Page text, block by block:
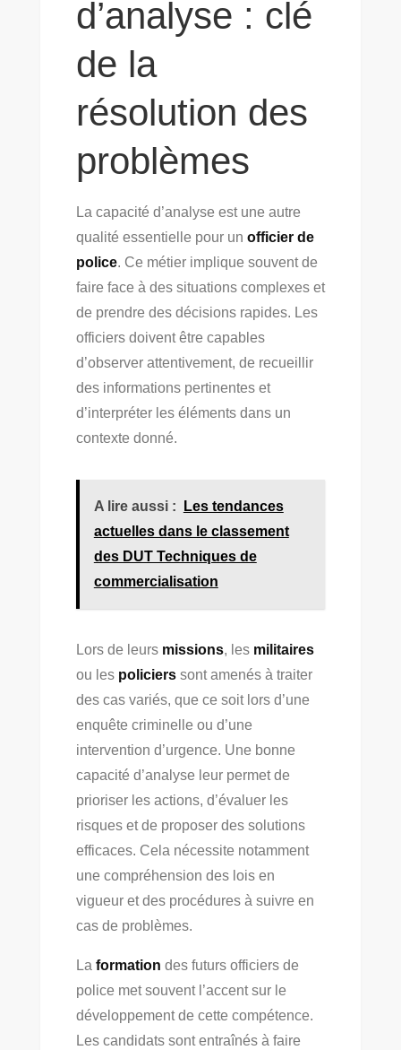
d’analyse : clé
de la
résolution des
problèmes
La capacité d’analyse est une autre
qualité essentielle pour un officier de
police. Ce métier implique souvent de
faire face à des situations complexes et
de prendre des décisions rapides. Les
officiers doivent être capables
d’observer attentivement, de recueillir
des informations pertinentes et
d’interpréter les éléments dans un
contexte donné.
A lire aussi :
Les tendances
actuelles dans le classement
des DUT Techniques de
commercialisation
Lors de leurs missions, les militaires
ou les policierssont amenés à traiter
des cas variés, que ce soit lors d’une
enquête criminelle ou d’une
intervention d’urgence. Une bonne
capacité d’analyse leur permet de
prioriser les actions, d’évaluer les
risques et de proposer des solutions
efficaces. Cela nécessite notamment
une compréhension des lois en
vigueur et des procédures à suivre en
cas de problèmes.
La formation des futurs officiers de
police met souvent l’accent sur le
développement de cette compétence.
Les candidats sont entraînés à faire